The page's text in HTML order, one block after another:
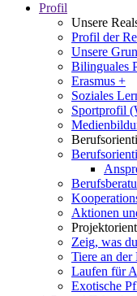
Profil
Unsere
Profil der
Unsere
Bilinguales
Erasmus +
Soziales
Sportprofil
Aktionen
Zeig, was
Tiere an
Laufen für
Exotische